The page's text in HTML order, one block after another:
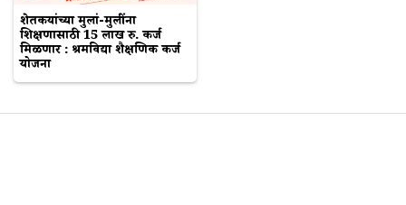
शेतकऱ्यांच्या मुलां-मुलींना
शिक्षणासाठी 15 लाख रु. कर्ज
मिळणार : श्रमविद्या शैक्षणिक कर्ज
योजना